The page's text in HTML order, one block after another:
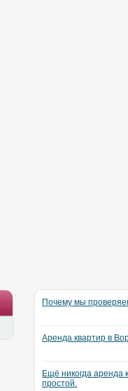
Почему мы
Аренда квартир в
Ещё никогда аренда
простой.